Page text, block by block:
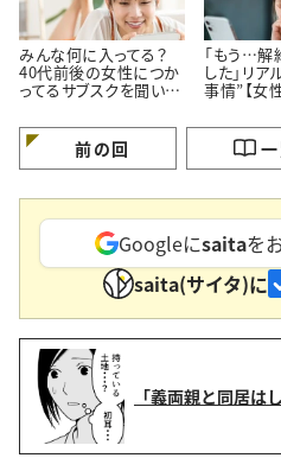
みんな何に入ってる？
40代前後の女性につか
ってるサブスクを聞いて
「もう…解
した」リア
事情”【女
前の回
Googleにsaitaを
saita(サイタ)に
「義両親と同居